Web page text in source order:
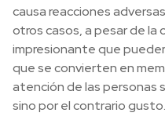
causa reacciones
otros casos, a pesar de la
impresionante que
que se convierten en
atención de las personas
sino por el contrario gusto.